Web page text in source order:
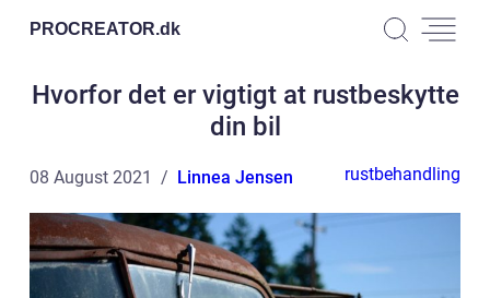
PROCREATOR.dk
Hvorfor det er vigtigt at rustbeskytte
din bil
08 August 2021 Linnea Jensen rustbehandling